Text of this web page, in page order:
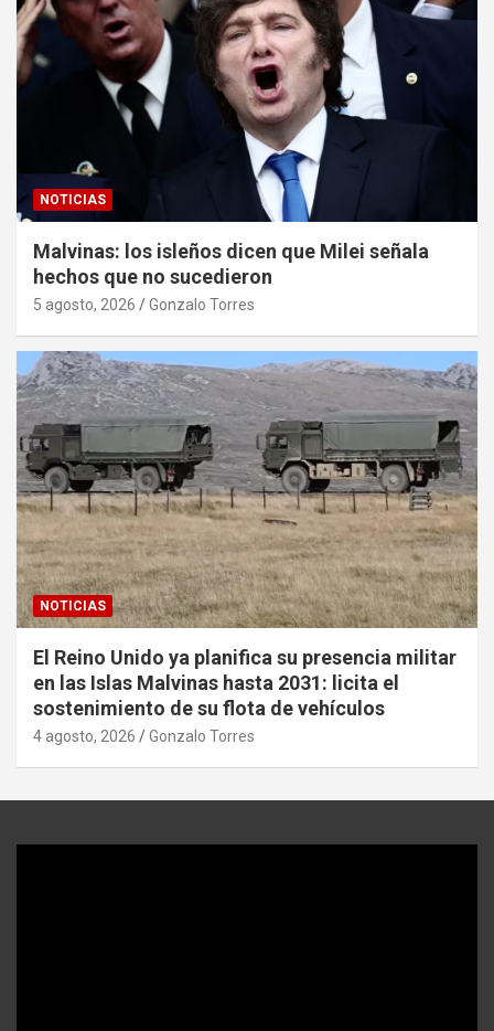
NOTICIAS
Malvinas: los isleños dicen que Milei señala
hechos que no sucedieron
5 agosto, 2026 Gonzalo Torres
NOTICIAS
El Reino Unido ya planifica su presencia militar
en las Islas Malvinas hasta 2031: licita el
sostenimiento de su flota de vehículos
4 agosto, 2026 Gonzalo Torres